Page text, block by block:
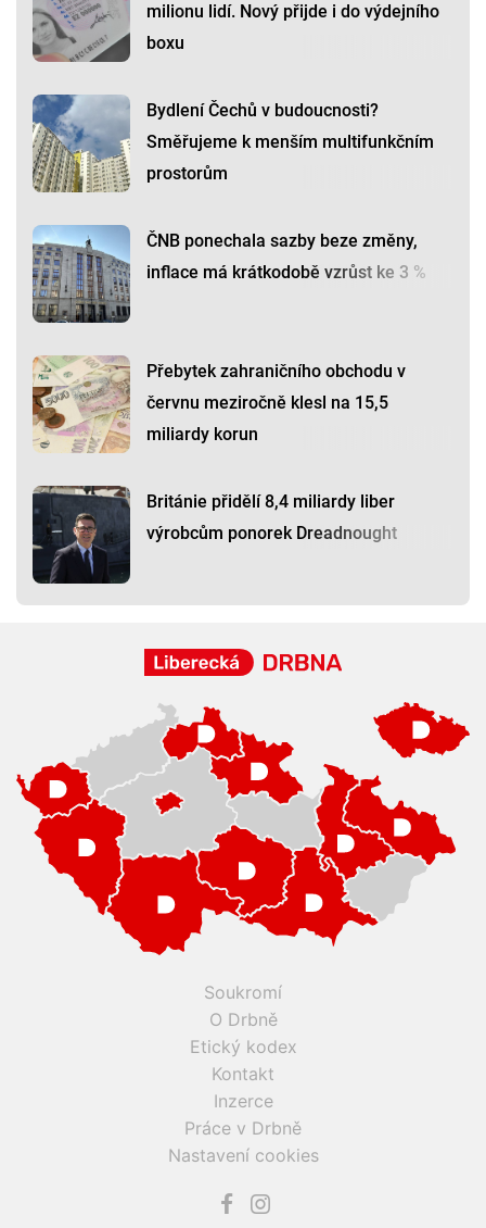
milionu lidí. Nový přijde i do výdejního
boxu
Bydlení Čechů v budoucnosti?
Směřujeme k menším multifunkčním
prostorům
ČNB ponechala sazby beze změny,
inflace má krátkodobě vzrůst ke 3 %
Přebytek zahraničního obchodu v
červnu meziročně klesl na 15,5
miliardy korun
Británie přidělí 8,4 miliardy liber
výrobcům ponorek Dreadnought
Soukromí
O Drbně
Etický kodex
Kontakt
Inzerce
Práce v Drbně
Nastavení cookies